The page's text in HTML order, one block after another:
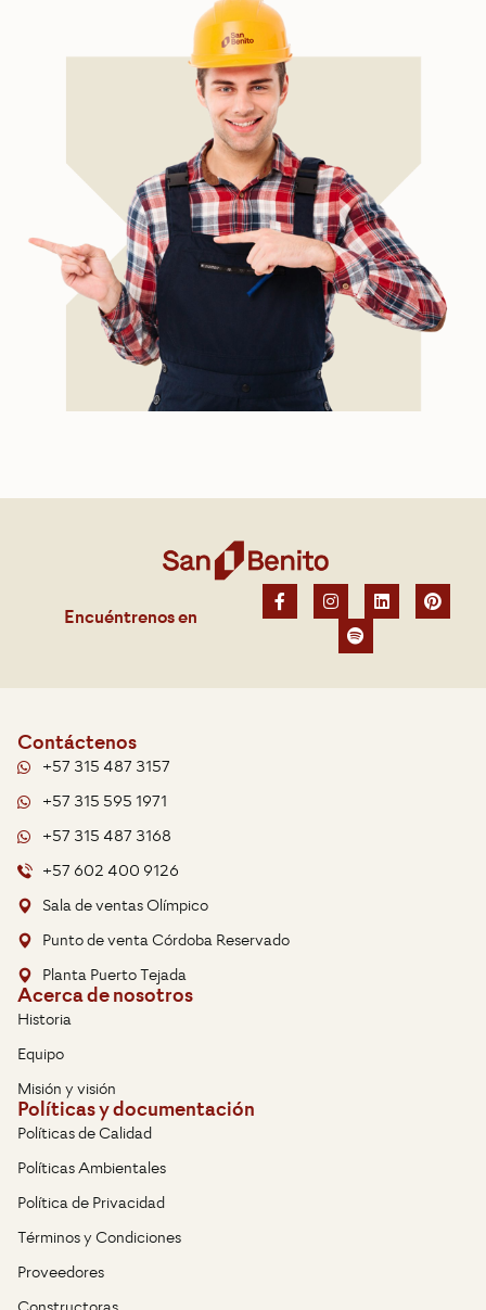
Encuéntrenos en
Contáctenos
+57 315 487 3157
+57 315 595 1971
+57 315 487 3168
+57 602 400 9126
Sala de ventas Olímpico
Punto de venta Córdoba Reservado
Planta Puerto Tejada
Acerca de nosotros
Historia
Equipo
Misión y visión
Políticas y documentación
Políticas de Calidad
Políticas Ambientales
Política de Privacidad
Términos y Condiciones
Proveedores